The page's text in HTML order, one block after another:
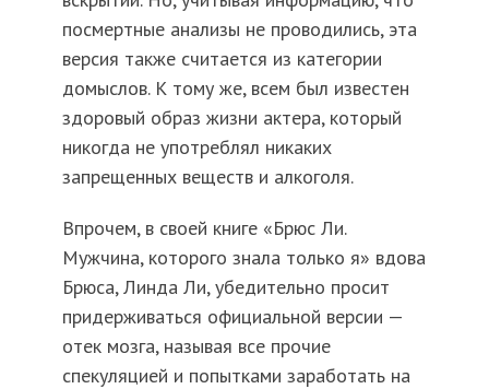
посмертные анализы не проводились, эта
версия также считается из категории
домыслов. К тому же, всем был известен
здоровый образ жизни актера, который
никогда не употреблял никаких
запрещенных веществ и алкоголя.
Впрочем, в своей книге «Брюс Ли.
Мужчина, которого знала только я» вдова
Брюса, Линда Ли, убедительно просит
придерживаться официальной версии —
отек мозга, называя все прочие
спекуляцией и попытками заработать на